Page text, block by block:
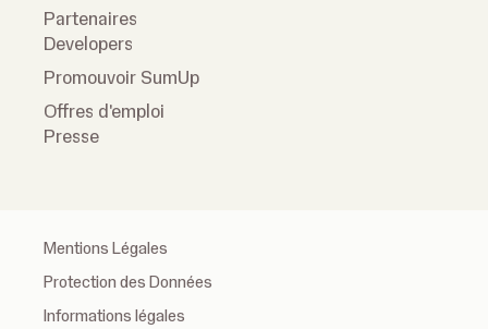
Partenaires
Developers
Promouvoir SumUp
Offres d'emploi
Presse
Mentions Légales
Protection des Données
Informations légales